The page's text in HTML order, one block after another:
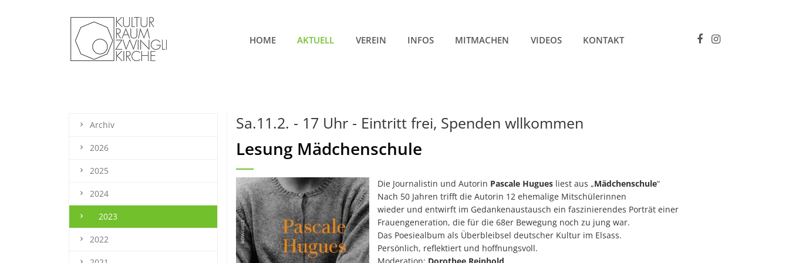
HOME AKTUELL VEREIN INFOS MITMACHEN VIDEOS KONTAKT
Archiv
2026
2025
2024
2023
2022
Sa.11.2. - 17 Uhr - Eintritt frei, Spenden wllkommen
Lesung Mädchenschule
Die Journalistin und Autorin Pascale Hugues liest aus „Mädchenschule“
Nach 50 Jahren trifft die Autorin 12 ehemalige Mitschülerinnen
wieder und entwirft im Gedankenaustausch ein faszinierendes Porträt einer
Frauengeneration, die für die 68er Bewegung noch zu jung war.
Das Poesiealbum als Überbleibsel deutscher Kultur im Elsass.
Persönlich, reflektiert und hoffnungsvoll.